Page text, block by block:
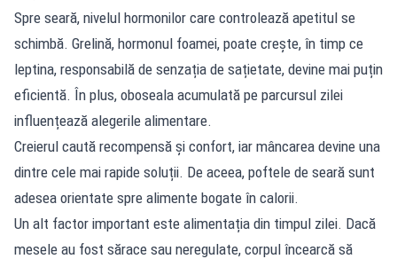
Spre seară, nivelul hormonilor care controlează apetitul se
schimbă. Grelină, hormonul foamei, poate crește, în timp ce
leptina, responsabilă de senzația de sațietate, devine mai puțin
eficientă. În plus, oboseala acumulată pe parcursul zilei
influențează alegerile alimentare.
Creierul caută recompensă și confort, iar mâncarea devine una
dintre cele mai rapide soluții. De aceea, poftele de seară sunt
adesea orientate spre alimente bogate în calorii.
Un alt factor important este alimentația din timpul zilei. Dacă
mesele au fost sărace sau neregulate, corpul încearcă să